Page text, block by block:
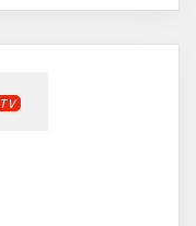
TV